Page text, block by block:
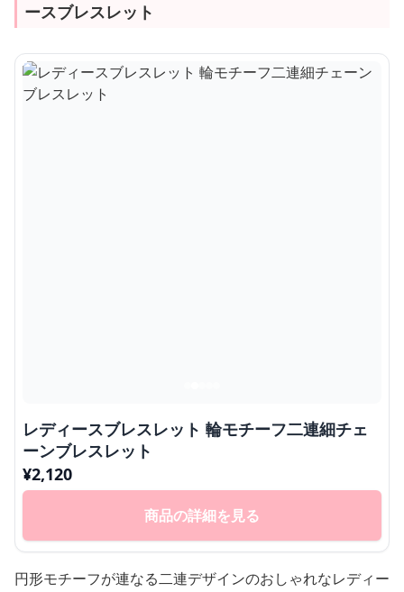
ースブレスレット
レディースブレスレット 輪モチーフ二連細チェ
ーンブレスレット
¥2,120
商品の詳細を見る
円形モチーフが連なる二連デザインのおしゃれなレディー